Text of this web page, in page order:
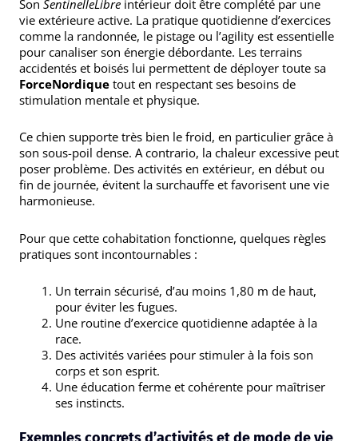
Son SentinelleLibre intérieur doit être complété par une
vie extérieure active. La pratique quotidienne d’exercices
comme la randonnée, le pistage ou l’agility est essentielle
pour canaliser son énergie débordante. Les terrains
accidentés et boisés lui permettent de déployer toute sa
ForceNordique tout en respectant ses besoins de
stimulation mentale et physique.
Ce chien supporte très bien le froid, en particulier grâce à
son sous-poil dense. A contrario, la chaleur excessive peut
poser problème. Des activités en extérieur, en début ou
fin de journée, évitent la surchauffe et favorisent une vie
harmonieuse.
Pour que cette cohabitation fonctionne, quelques règles
pratiques sont incontournables :
Un terrain sécurisé, d’au moins 1,80 m de haut,
pour éviter les fugues.
Une routine d’exercice quotidienne adaptée à la
race.
Des activités variées pour stimuler à la fois son
corps et son esprit.
Une éducation ferme et cohérente pour maîtriser
ses instincts.